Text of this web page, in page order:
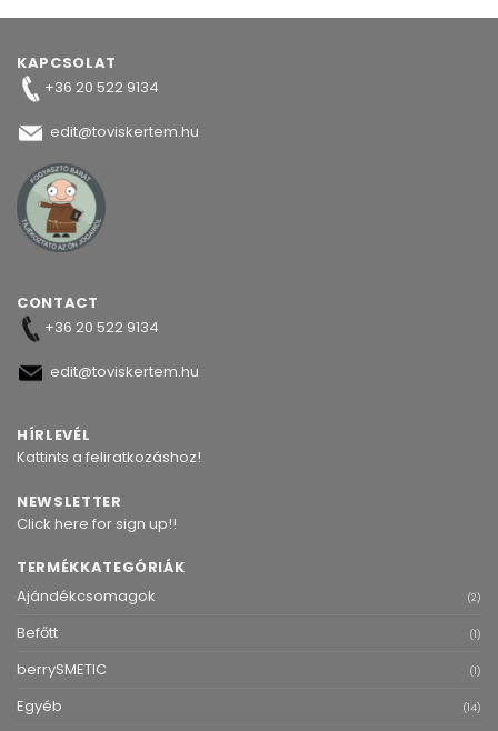
KAPCSOLAT
+36 20 522 9134
edit@toviskertem.hu
CONTACT
+36 20 522 9134
edit@toviskertem.hu
HÍRLEVÉL
Kattints a feliratkozáshoz!
NEWSLETTER
Click here for sign up!!
TERMÉKKATEGÓRIÁK
Ajándékcsomagok
(2)
Befőtt (1)
berrySMETIC (1)
Egyéb (14)